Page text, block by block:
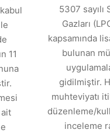
11
5307 sayılı
Gazları
kapsamında
bulunan
gidilmiştir.
muhteviyatı
düzenleme/
inceleme